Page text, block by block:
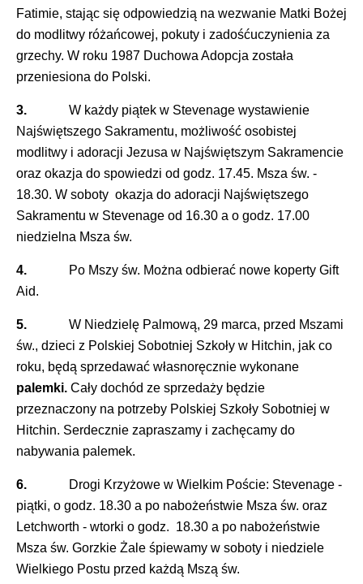
Fatimie, stając się odpowiedzią na wezwanie Matki Bożej
do modlitwy różańcowej, pokuty i zadośćuczynienia za
grzechy. W roku 1987 Duchowa Adopcja została
przeniesiona do Polski.
3. W każdy piątek w Stevenage wystawienie
Najświętszego Sakramentu, możliwość osobistej
modlitwy i adoracji Jezusa w Najświętszym Sakramencie
oraz okazja do spowiedzi od godz. 17.45. Msza św. -
18.30. W soboty okazja do adoracji Najświętszego
Sakramentu w Stevenage od 16.30 a o godz. 17.00
niedzielna Msza św.
4. Po Mszy św. Można odbierać nowe koperty Gift
Aid.
5. W Niedzielę Palmową, 29 marca, przed Mszami
św., dzieci z Polskiej Sobotniej Szkoły w Hitchin, jak co
roku, będą sprzedawać własnoręcznie wykonane
palemki. Cały dochód ze sprzedaży będzie
przeznaczony na potrzeby Polskiej Szkoły Sobotniej w
Hitchin. Serdecznie zapraszamy i zachęcamy do
nabywania palemek.
6. Drogi Krzyżowe w Wielkim Poście: Stevenage -
piątki, o godz. 18.30 a po nabożeństwie Msza św. oraz
Letchworth - wtorki o godz. 18.30 a po nabożeństwie
Msza św. Gorzkie Żale śpiewamy w soboty i niedziele
Wielkiego Postu przed każdą Mszą św.